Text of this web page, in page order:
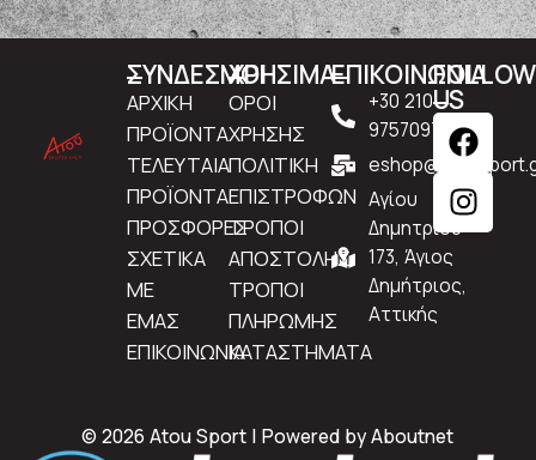
ΣΥΝΔΕΣΜΟΙ
ΑΡΧΙΚΗ
ΠΡΟΪΟΝΤΑ
ΤΕΛΕΥΤΑΙΑ
ΠΡΟΪΟΝΤΑ
ΠΡΟΣΦΟΡΕΣ
ΣΧΕΤΙΚΑ
ΜΕ
ΕΜΑΣ
ΕΠΙΚΟΙΝΩΝΙΑ
ΧΡΗΣΙΜΑ
ΟΡΟΙ
ΧΡΗΣΗΣ
ΠΟΛΙΤΙΚΗ
ΕΠΙΣΤΡΟΦΩΝ
ΤΡΟΠΟΙ
ΑΠΟΣΤΟΛΗΣ
ΤΡΟΠΟΙ
ΠΛΗΡΩΜΗΣ
ΚΑΤΑΣΤΗΜΑΤΑ
ΕΠΙΚΟΙΝΩΝΙΑ
+30 210
9757097
Αγίου
Δημητρίου
173, Άγιος
Δημήτριος,
Αττικής
FOLLOW
US
© 2026 Atou Sport | Powered byAboutnet